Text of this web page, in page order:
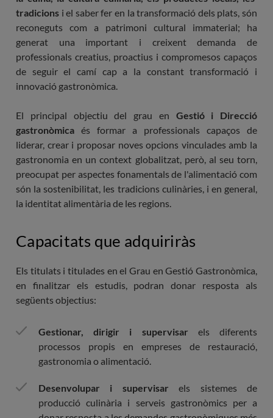
productes
2
2
2
Productes,
2
Logística en
el
i
2
Pràctica
2
Anglès
1
2
2
2
2
1
Gestió
1 Instruments
1
2 Pràctiques
tradicions i el saber fer en la transformació dels plats, són
reconeguts com a patrimoni cultural immaterial; ha
generat una important i creixent demanda de
professionals creatius, proactius i compromesos capaços
de seguir el camí cap a la constant transformació i
innovació gastronòmica.
El principal objectiu del grau en Gestió i Direcció
gastronòmica és formar a professionals capaços de
liderar, crear i proposar noves opcions vinculades amb la
gastronomia en un context globalitzat, però, al seu torn,
preocupat per aspectes fonamentals de l'alimentació com
són la sostenibilitat, les tradicions culinàries, i en general,
la identitat alimentària de les regions.
Capacitats que adquiriràs
Els titulats i titulades en el Grau en Gestió Gastronòmica,
en finalitzar els estudis, podran donar resposta als
següents objectius:
Gestionar, dirigir i supervisar els diferents
processos propis en empreses de restauració,
gastronomia o alimentació.
Desenvolupar i supervisarels sistemes de
producció culinària i serveis gastronòmics per a